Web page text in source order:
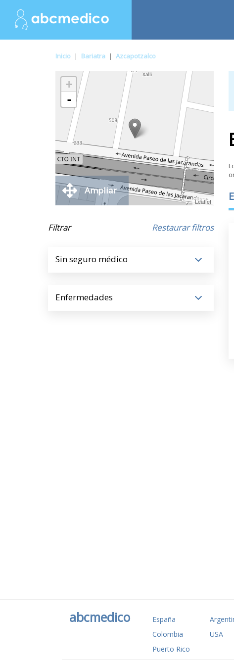
Inicio | Bariatra | Azcapotzalco
+
-
Leaflet
Ampliar
Filtrar Restaurar filtros
Sin seguro médico
Enfermedades
abcmedico España
Colombia
USA
Puerto Rico